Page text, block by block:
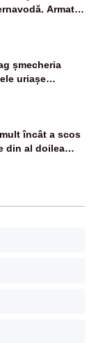
Armata
apa
șmecheria
uriașe
încât a scos
din al doilea